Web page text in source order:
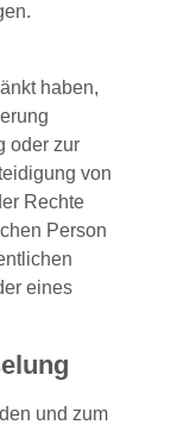
haben,
oder zur
von
Rechte
Person
eines
und zum